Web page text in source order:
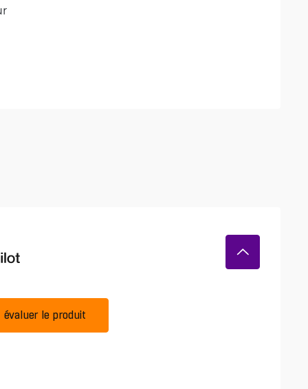
évaluer le produit